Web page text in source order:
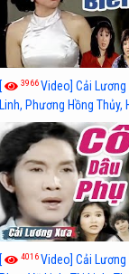
[ 3966Video] Cải
Linh, Phương Hồng Thủy,
Thanh Hằng
[ 4016Video] Cải Lương